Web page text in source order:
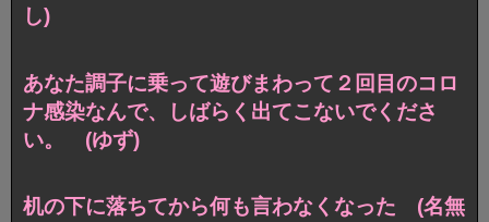
し)
あなた調子に乗って遊びまわって２回目のコロ
ナ感染なんで、しばらく出てこないでくださ
い。 (ゆず)
机の下に落ちてから何も言わなくなった (名無